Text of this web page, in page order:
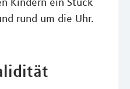
rund um die Uhr.